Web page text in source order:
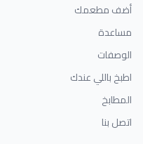
أضف مطعمك
مساعدة
الوصفات
اطبخ باللي عندك
المطابخ
اتصل بنا